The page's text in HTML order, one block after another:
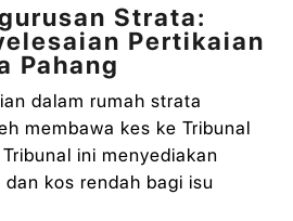
Strata:
Pertikaian
Pahang
dalam rumah strata
membawa kes ke Tribunal
ini menyediakan
kos rendah bagi isu